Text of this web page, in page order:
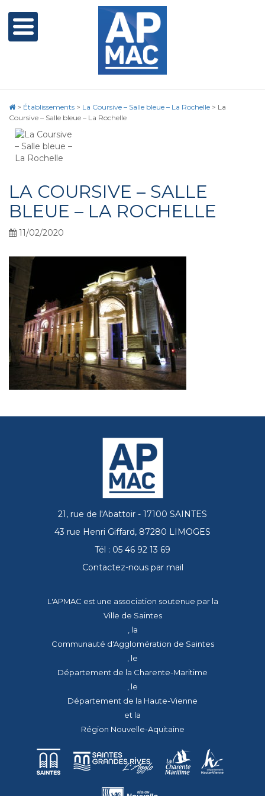
> Établissements > La Coursive – Salle bleue – La Rochelle > La
Coursive – Salle bleue – La Rochelle
LA COURSIVE – SALLE
BLEUE – LA ROCHELLE
11/02/2020
21, rue de l'Abattoir - 17100 SAINTES
43 rue Henri Giffard, 87280 LIMOGES
Tél : 05 46 92 13 69
Contactez-nous par mail
L'APMAC est une association soutenue par la
Ville de Saintes
, la
Communauté d'Agglomération de Saintes
, le
Département de la Charente-Maritime
, le
Département de la Haute-Vienne
et la
Région Nouvelle-Aquitaine